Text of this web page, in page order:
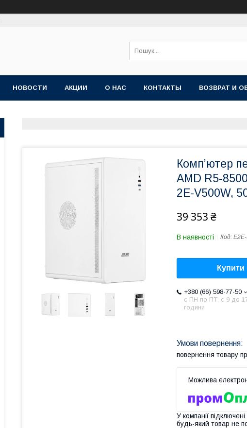
НОВОСТИ АКЦИИ О НАС КОНТАКТЫ ВОЗВРАТ И
Комп’ютер
AMD R5-
2E-V500W,
39 353 ₴
В наявності Код:
Купити
+380 (66) 598-77-50
с ПН по ПТ, с 9 до
години
повернення товару
У компанії
будь-який товар не